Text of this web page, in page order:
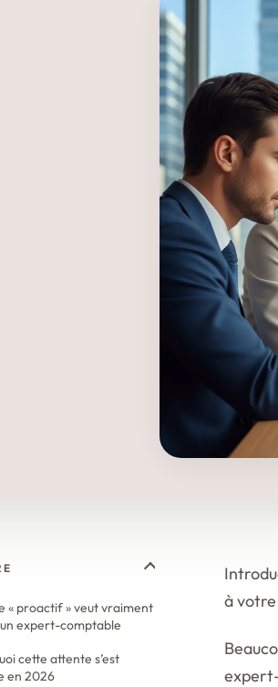
« proactif » veut vraiment
expert-comptable
cette attente s’est
en 2026
à